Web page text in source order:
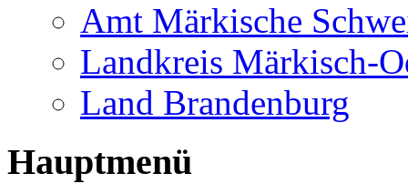
Amt Märkische
Landkreis Märkisch-
Land Brandenburg
Hauptmenü